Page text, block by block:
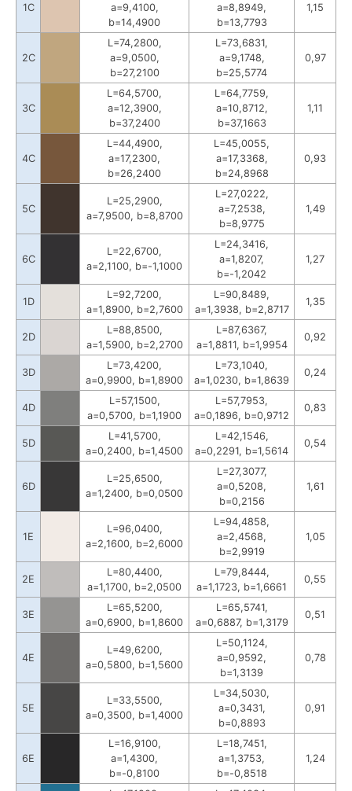
1C
a=9,4100,
b=14,4900
a=8,8949,
b=13,7793
1,15
2C
L=74,2800,
a=9,0500,
b=27,2100
L=73,6831,
a=9,1748,
b=25,5774
0,97
3C
L=64,5700,
a=12,3900,
b=37,2400
L=64,7759,
a=10,8712,
b=37,1663
1,11
4C
L=44,4900,
a=17,2300,
b=26,2400
L=45,0055,
a=17,3368,
b=24,8968
0,93
5C
L=25,2900,
a=7,9500, b=8,8700
L=27,0222,
a=7,2538,
b=8,9775
1,49
6C
L=22,6700,
a=2,1100, b=-1,1000
L=24,3416,
a=1,8207,
b=-1,2042
1,27
1D
L=92,7200,
a=1,8900, b=2,7600
L=90,8489,
a=1,3938, b=2,8717
1,35
2D
L=88,8500,
a=1,5900, b=2,2700
L=87,6367,
a=1,8811, b=1,9954
0,92
3D
L=73,4200,
a=0,9900, b=1,8900
L=73,1040,
a=1,0230, b=1,8639
0,24
4D
L=57,1500,
a=0,5700, b=1,1900
L=57,7953,
a=0,1896, b=0,9712
0,83
5D
L=41,5700,
a=0,2400, b=1,4500
L=42,1546,
a=0,2291, b=1,5614
0,54
6D
L=25,6500,
a=1,2400, b=0,0500
L=27,3077,
a=0,5208,
b=0,2156
1,61
1E
L=96,0400,
a=2,1600, b=2,6000
L=94,4858,
a=2,4568,
b=2,9919
1,05
2E
L=80,4400,
a=1,1700, b=2,0500
L=79,8444,
a=1,1723, b=1,6661
0,55
3E
L=65,5200,
a=0,6900, b=1,8600
L=65,5741,
a=0,6887, b=1,3179
0,51
4E
L=49,6200,
a=0,5800, b=1,5600
L=50,1124,
a=0,9592,
b=1,3139
0,78
5E
L=33,5500,
a=0,3500, b=1,4000
L=34,5030,
a=0,3431,
b=0,8893
0,91
6E
L=16,9100,
a=1,4300,
b=-0,8100
L=18,7451,
a=1,3753,
b=-0,8518
1,24